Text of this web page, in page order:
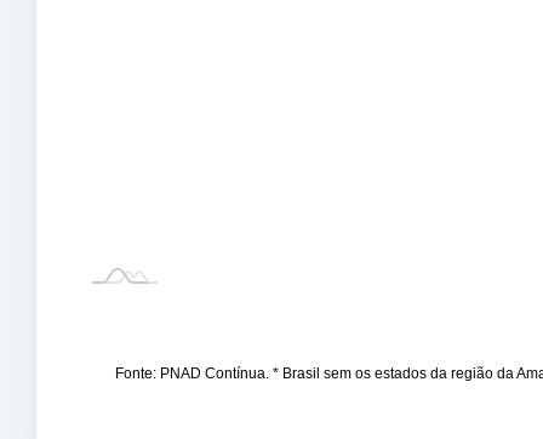
Fonte: PNAD Contínua. * Brasil sem os estados da região da